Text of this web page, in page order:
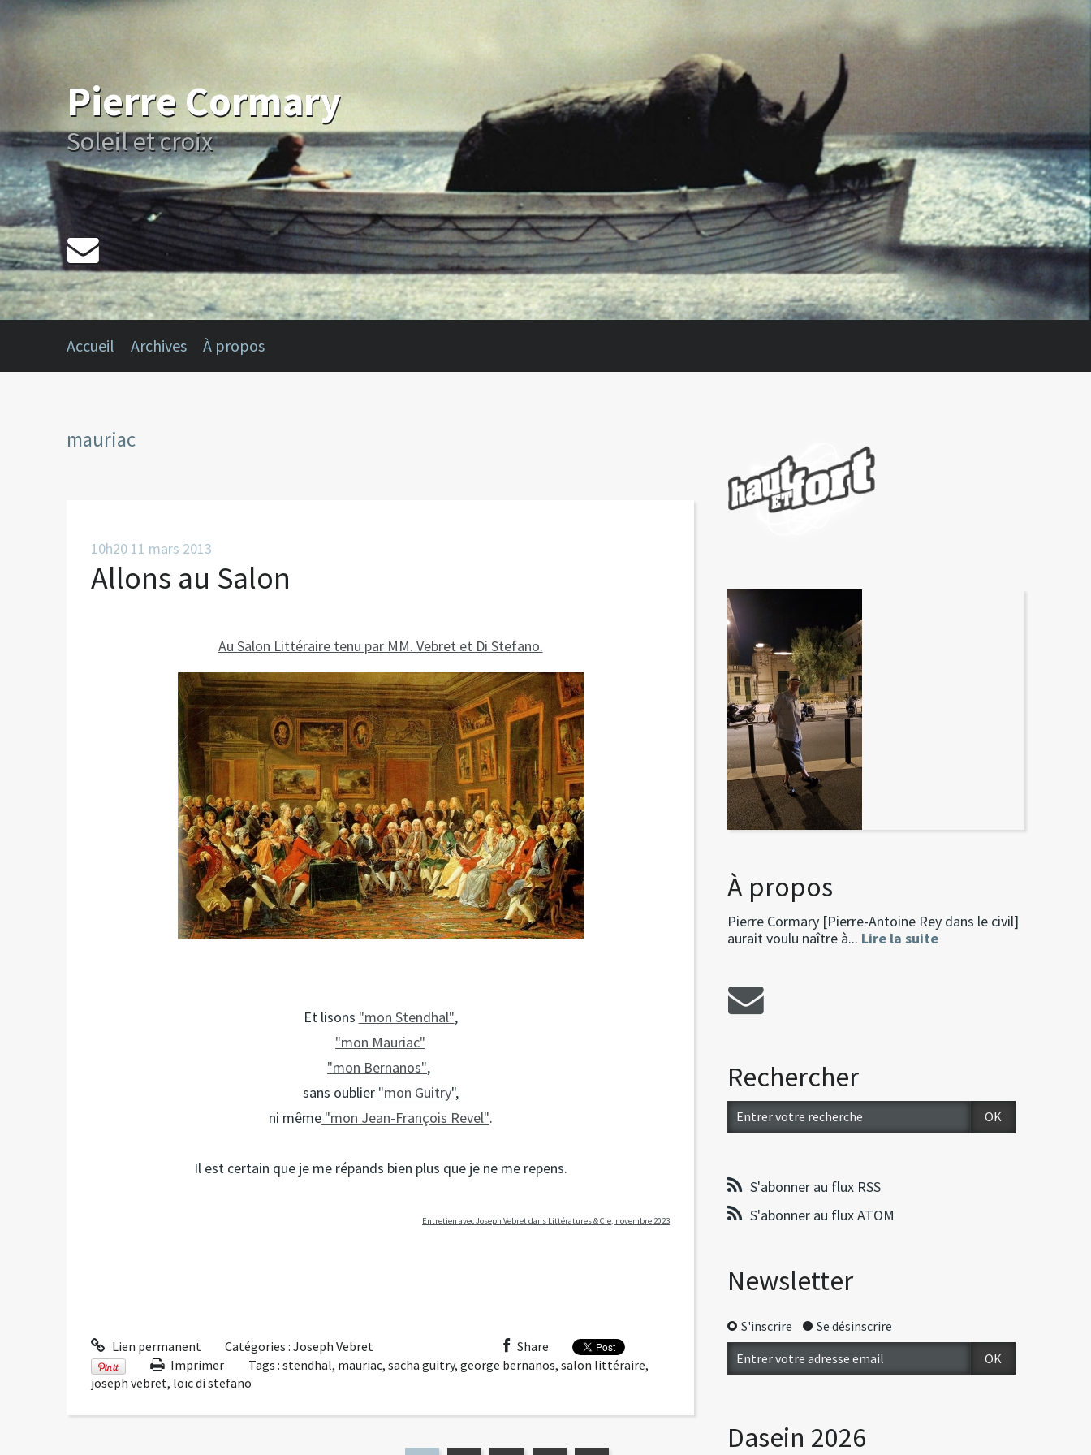
Pierre Cormary
Soleil et croix
Accueil Archives À propos
mauriac
10h20 11 mars 2013
Allons au Salon
Au Salon Littéraire tenu par MM. Vebret et Di Stefano.
Et lisons "mon Stendhal",
"mon Mauriac"
"mon Bernanos",
sans oublier "mon Guitry",
ni même"mon Jean-François Revel".
Il est certain que je me répands bien plus que je ne me repens.
Entretien avec Joseph Vebret dans Littératures & Cie, novembre 2023
Lien permanent Catégories :Joseph Vebret
Share
Imprimer
Tags :stendhal, mauriac,sacha guitry,george bernanos,salon littéraire,
joseph vebret, loïc di stefano
À propos
Pierre Cormary [Pierre-Antoine Rey dans le civil]
aurait voulu naître à... Lire la suite
Rechercher
S'abonner au flux RSS
S'abonner au flux ATOM
Newsletter
S'inscrire Se désinscrire
Dasein 2026